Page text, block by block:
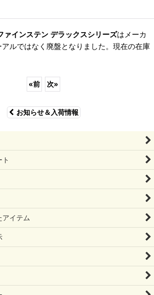
ァインステン デラックスシリーズはメーカ
ルではなく廃盤となりました。現在の在庫
«前 次»
お知らせ＆入荷情報
イテム